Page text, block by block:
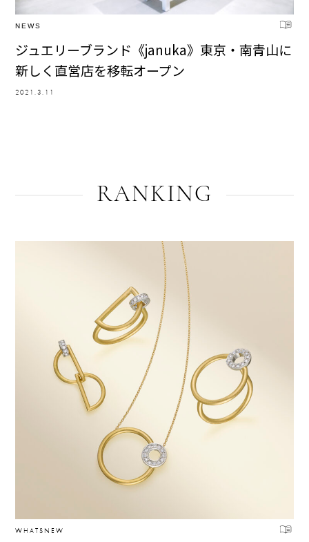
NEWS
ジュエリーブランド《januka》東京・南青山に
新しく直営店を移転オープン
2021.3.11
RANKING
WHATSNEW